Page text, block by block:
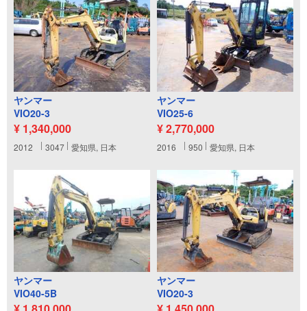
ヤンマー
VIO20-3
¥ 1,340,000
2012 3047 愛知県, 日本
ヤンマー
VIO25-6
¥ 2,770,000
2016 950 愛知県, 日本
ヤンマー
VIO40-5B
ヤンマー
VIO20-3